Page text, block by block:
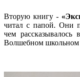
Вторую книгу -
читал с папой. Они
чем рассказывалось
Волшебном школьном